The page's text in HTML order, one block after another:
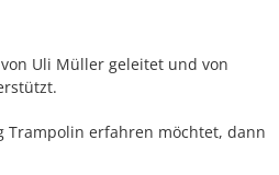
Uli Müller geleitet und von
erfahren möchtet, dann